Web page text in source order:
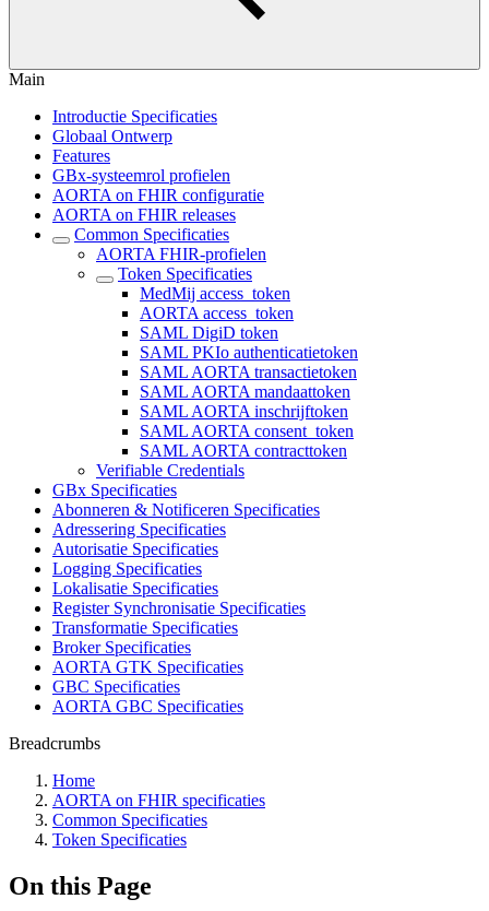
Main
Introductie Specificaties
Globaal Ontwerp
Features
GBx-systeemrol profielen
AORTA on FHIR configuratie
AORTA on FHIR releases
Common Specificaties
AORTA FHIR-profielen
Token Specificaties
MedMij access_token
AORTA access_token
SAML DigiD token
SAML PKIo authenticatietoken
SAML AORTA transactietoken
SAML AORTA mandaattoken
SAML AORTA inschrijftoken
SAML AORTA consent_token
SAML AORTA contracttoken
Verifiable Credentials
GBx Specificaties
Abonneren & Notificeren Specificaties
Adressering Specificaties
Autorisatie Specificaties
Logging Specificaties
Lokalisatie Specificaties
Register Synchronisatie Specificaties
Transformatie Specificaties
Broker Specificaties
AORTA GTK Specificaties
GBC Specificaties
AORTA GBC Specificaties
Breadcrumbs
Home
AORTA on FHIR specificaties
Common Specificaties
Token Specificaties
On this Page